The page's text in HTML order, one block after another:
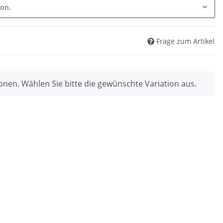
Frage zum Artikel
Wählen Sie bitte die gewünschte Variation aus.